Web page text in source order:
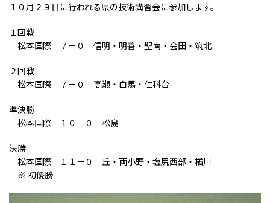
１０月２９日に行われる県の技術講習会に参加します。
１回戦
松本国際 ７－０ 信明・明善・聖南・会田・筑北
２回戦
松本国際 ７－０ 高瀬・白馬・仁科台
準決勝
松本国際 １０－０ 松島
決勝
松本国際 １１－０ 丘・両小野・塩尻西部・楢川
※ 初優勝